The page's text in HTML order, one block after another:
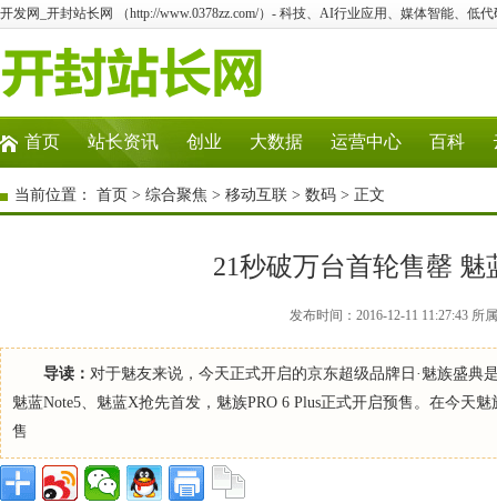
开发网_开封站长网 （http://www.0378zz.com/）- 科技、AI行业应用、媒体智能、低
首页 站长资讯 创业 大数据 运营中心 百科
当前位置： 首页 > 综合聚焦 > 移动互联 > 数码 > 正文
21秒破万台首轮售罄 魅
发布时间：2016-12-11 11:27:43
导读： 对于魅友来说，今天正式开启的京东超级品牌日·魅族盛
魅蓝Note5、魅蓝X抢先首发，魅族PRO 6 Plus正式开启预售。在今天
售